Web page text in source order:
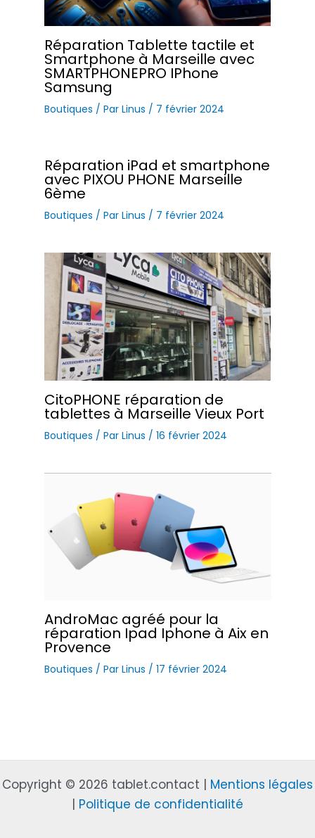
Réparation Tablette tactile et
Smartphone à Marseille avec
SMARTPHONEPRO IPhone
Samsung
Boutiques / Par Linus / 7 février 2024
Réparation iPad et smartphone
avec PIXOU PHONE Marseille
6ème
Boutiques / Par Linus / 7 février 2024
CitoPHONE réparation de
tablettes à Marseille Vieux Port
Boutiques / Par Linus / 16 février 2024
AndroMac agréé pour la
réparation Ipad Iphone à Aix en
Provence
Boutiques / Par Linus / 17 février 2024
Copyright © 2026 tablet.contact | Mentions légales
| Politique de confidentialité